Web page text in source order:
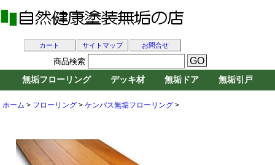
ホーム > フローリング > ケンパス無垢フローリング >
カート サイトマップ お問合せ
商品検索
無垢フローリング デッキ材 無垢ドア 無垢引戸